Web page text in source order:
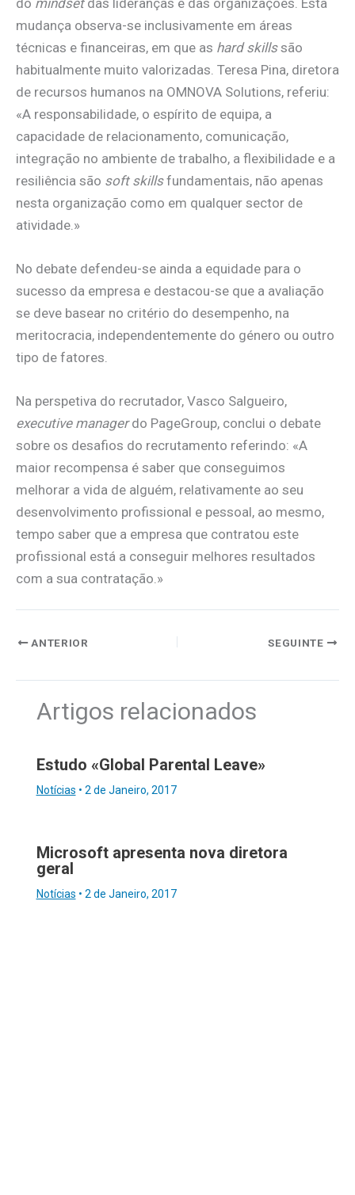
mudança observa-se inclusivamente em áreas
técnicas e financeiras, em que as hard skillssão
habitualmente muito valorizadas. Teresa Pina, diretora
de recursos humanos na OMNOVA Solutions, referiu:
«A responsabilidade, o espírito de equipa, a
capacidade de relacionamento, comunicação,
integração no ambiente de trabalho, a flexibilidade e a
resiliência são soft skillsfundamentais, não apenas
nesta organização como em qualquer sector de
atividade.»
No debate defendeu-se ainda a equidade para o
sucesso da empresa e destacou-se que a avaliação
se deve basear no critério do desempenho, na
meritocracia, independentemente do género ou outro
tipo de fatores.
Na perspetiva do recrutador, Vasco Salgueiro,
executive managerdo PageGroup, conclui o debate
sobre os desafios do recrutamento referindo: «A
maior recompensa é saber que conseguimos
melhorar a vida de alguém, relativamente ao seu
desenvolvimento profissional e pessoal, ao mesmo,
tempo saber que a empresa que contratou este
profissional está a conseguir melhores resultados
com a sua contratação.»
ANTERIOR SEGUINTE
Artigos relacionados
Estudo «Global Parental Leave»
Notícias • 2 de Janeiro, 2017
Microsoft apresenta nova diretora
geral
Notícias • 2 de Janeiro, 2017